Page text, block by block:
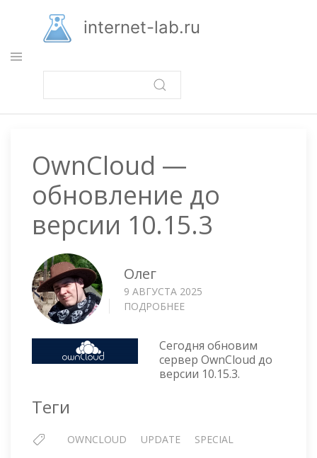
основному
содержанию
internet-lab.ru
OwnCloud —
обновление до
версии 10.15.3
Олег
9 АВГУСТА 2025
ПОДРОБНЕЕ
ОБНОВЛЕНИЕ
ДО
ВЕРСИИ
Сегодня обновим
сервер OwnCloud до
версии 10.15.3.
Теги
OWNCLOUD UPDATE SPECIAL